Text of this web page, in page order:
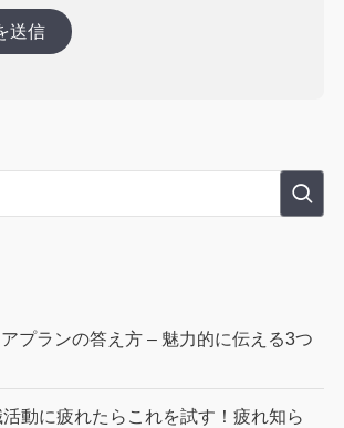
プランの答え方 – 魅力的に伝える3つ
動に疲れたらこれを試す！疲れ知ら